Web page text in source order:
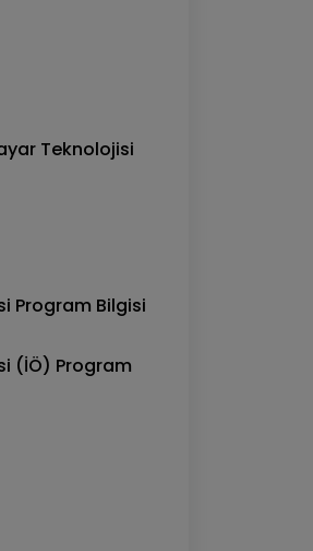
Teknolojisi
Program Bilgisi
(İÖ) Program